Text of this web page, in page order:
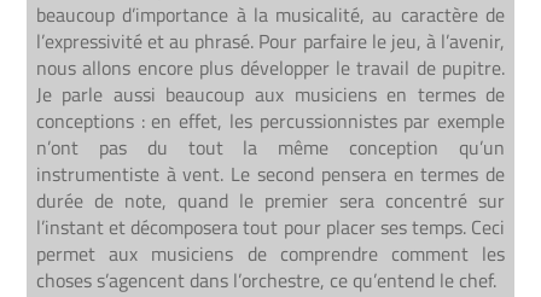
beaucoup d’importance à la musicalité, au caractère de
l’expressivité et au phrasé. Pour parfaire le jeu, à l’avenir,
nous allons encore plus développer le travail de pupitre.
Je parle aussi beaucoup aux musiciens en termes de
conceptions : en effet, les percussionnistes par exemple
n’ont pas du tout la même conception qu’un
instrumentiste à vent. Le second pensera en termes de
durée de note, quand le premier sera concentré sur
l’instant et décomposera tout pour placer ses temps. Ceci
permet aux musiciens de comprendre comment les
choses s’agencent dans l’orchestre, ce qu’entend le chef.